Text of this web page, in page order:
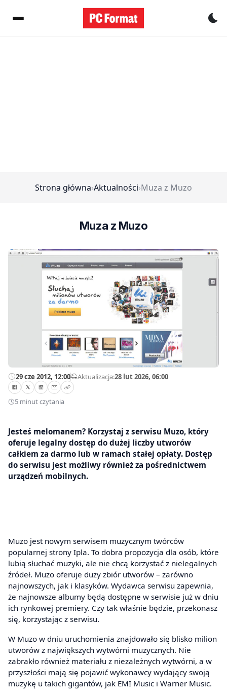
Strona główna›Aktualności›Muza z Muzo
Muza z Muzo
29 cze 2012, 12:00—Aktualizacja:28 lut 2026, 06:00
5 minut czytania
Jesteś melomanem? Korzystaj z serwisu Muzo, który
oferuje legalny dostęp do dużej liczby utworów
całkiem za darmo lub w ramach stałej opłaty. Dostęp
do serwisu jest możliwy również za pośrednictwem
urządzeń mobilnych.
Muzo jest nowym serwisem muzycznym twórców
popularnej strony Ipla. To dobra propozycja dla osób, które
lubią słuchać muzyki, ale nie chcą korzystać z nielegalnych
źródeł. Muzo oferuje duży zbiór utworów – zarówno
najnowszych, jak i klasyków. Wydawca serwisu zapewnia,
że najnowsze albumy będą dostępne w serwisie już w dniu
ich rynkowej premiery. Czy tak właśnie będzie, przekonasz
się, korzystając z serwisu.
W Muzo w dniu uruchomienia znajdowało się blisko milion
utworów z największych wytwórni muzycznych. Nie
zabrakło również materiału z niezależnych wytwórni, a w
przyszłości mają się pojawić wykonawcy wydający swoją
muzykę u takich gigantów, jak EMI Music i Warner Music.